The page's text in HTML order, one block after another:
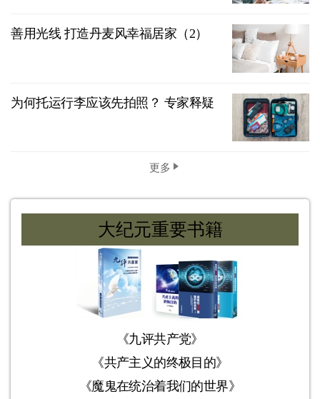
善用光线 打造丹麦风幸福居家（2）
为何托运行李应该先拍照？ 专家释疑
更多
大纪元重要书籍
《九评共产党》
《共产主义的终极目的》
《魔鬼在统治着我们的世界》